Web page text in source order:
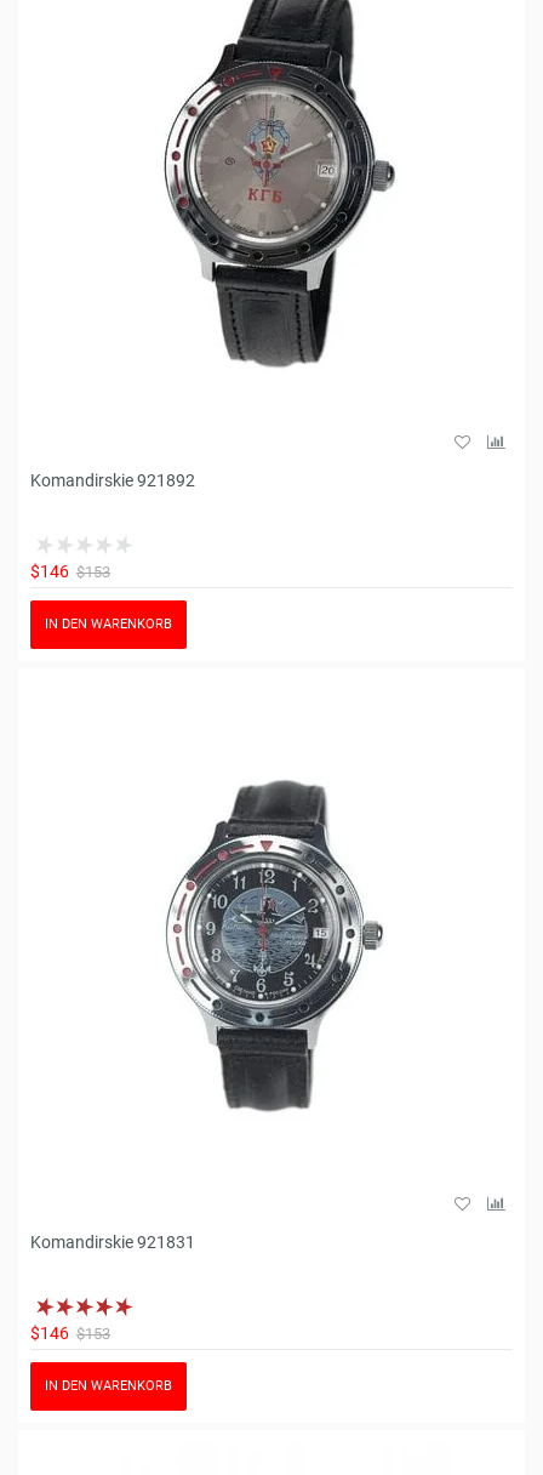
Komandirskie 921892
$146 $153
IN DEN WARENKORB
Komandirskie 921831
$146 $153
IN DEN WARENKORB